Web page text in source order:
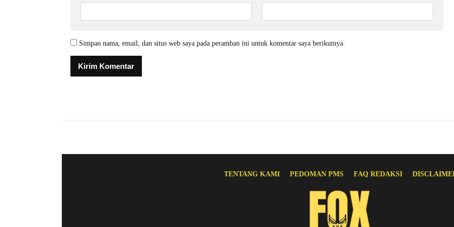
Simpan nama, email, dan situs web saya pada peramban ini untuk komentar saya berikutnya.
TENTANG KAMI PEDOMAN PMS FAQ REDAKSI